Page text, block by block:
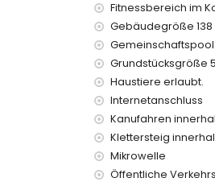
Private
Internet (WiFi)
Bügeleisen und
Bettwäsche und
Empfangsdienst
Heizung und
Gemeinschaftliche
Fitnessbereich und
Wellness-
Fitnessbereich im
Gebäudegröße 138
Gemeinschaftspool
Grundstücksgröße
Haustiere erlaubt.
Internetanschluss
Kanufahren
Klettersteig
Mikrowelle
Öffentliche